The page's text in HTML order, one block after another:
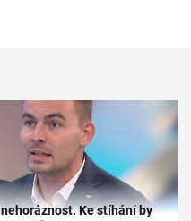
Ke stíhání by